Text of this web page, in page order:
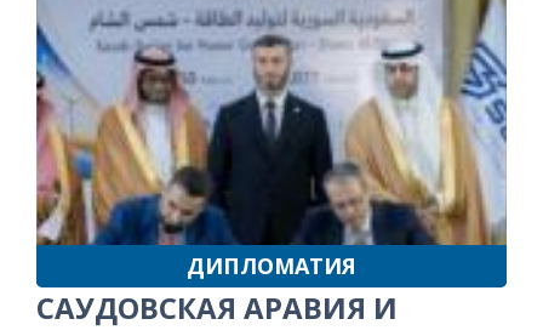
ДИПЛОМАТИЯ
САУДОВСКАЯ АРАВИЯ И